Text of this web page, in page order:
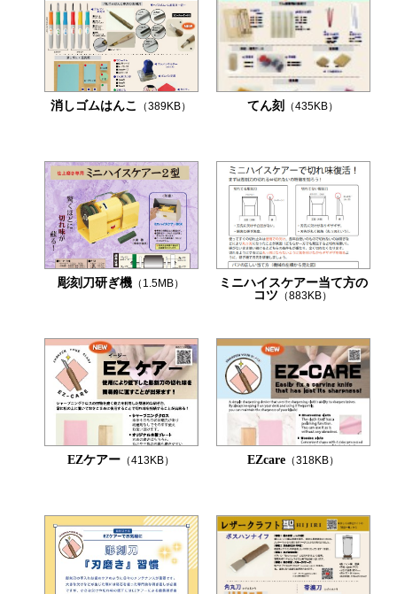
消しゴムはんこ （389KB） てん刻 （435KB）
彫刻刀研ぎ機 （1.5MB）
ミニハイスケアー当て方の
コツ （883KB）
EZケアー （413KB） EZcare（318KB）